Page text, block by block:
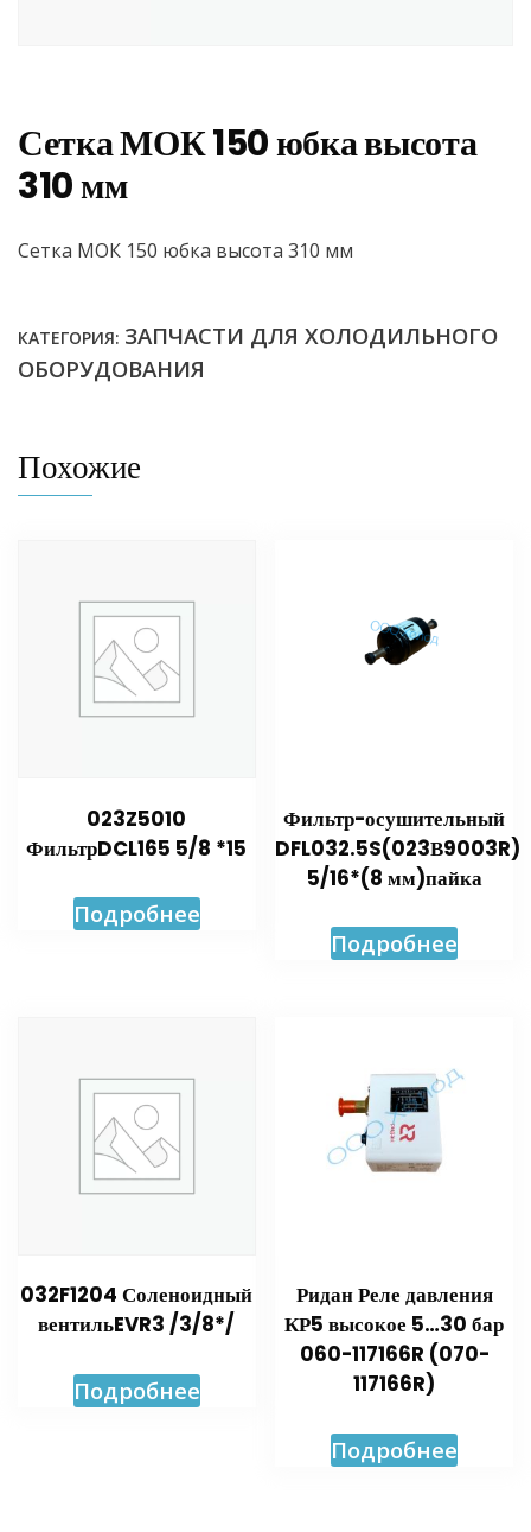
Сетка МОК 150 юбка высота
310 мм
Сетка МОК 150 юбка высота 310 мм
КАТЕГОРИЯ: ЗАПЧАСТИ ДЛЯ ХОЛОДИЛЬНОГО
ОБОРУДОВАНИЯ
Похожие
023Z5010
ФильтрDCL165 5/8 *15
Подробнее
Фильтр-осушительный
DFL032.5S(023В9003R)
5/16*(8 мм)пайка
Подробнее
032F1204 Соленоидный
вентильEVR3 /3/8*/
Подробнее
Ридан Реле давления
КР5 высокое 5…30 бар
060-117166R (070-
117166R)
Подробнее